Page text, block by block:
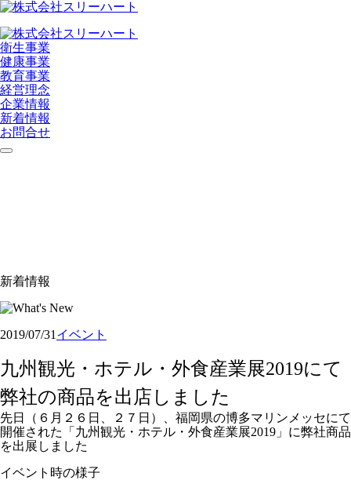
衛生事業
健康事業
教育事業
経営理念
企業情報
新着情報
お問合せ
新着情報
2019/07/31 イベント
九州観光・ホテル・外食産業展2019にて
弊社の商品を出店しました
先日（６月２６日、２７日）、福岡県の博多マリンメッセにて
開催された「九州観光・ホテル・外食産業展2019」に弊社商品
を出展しました
イベント時の様子